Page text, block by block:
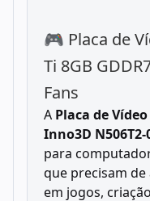
🎮 Placa de
Ti 8GB
Fans
A Placa de Vídeo
Inno3D N506T2-
para
que precisam
em jogos,